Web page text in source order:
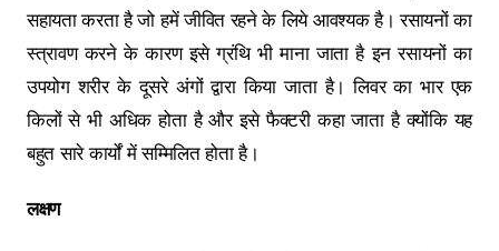
सहायता करता है जो हमें जीवित रहने के लिये आवश्यक है। रसायनों का
स्‍त्रावण करने के कारण इसे ग्रंथि भी माना जाता है इन रसायनों का
उपयोग शरीर के दूसरे अंगों द्वारा किया जाता है। लिवर का भार एक
किलों से भी अधिक होता है और इसे फैक्‍टरी कहा जाता है क्‍योंकि यह
बहुत सारे कार्यों में सम्मिलित होता है।
लक्षण